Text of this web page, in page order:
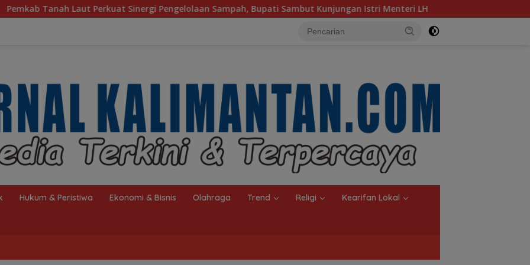
Sinergi Pengelolaan Sampah, Bupati Sambut Kunjungan Istri Menteri LH Sambut Ketua Komisi II DPR RI,
Hukum & Peristiwa Ekonomi & Bisnis Olahraga Trend Religi Kearifan Lokal